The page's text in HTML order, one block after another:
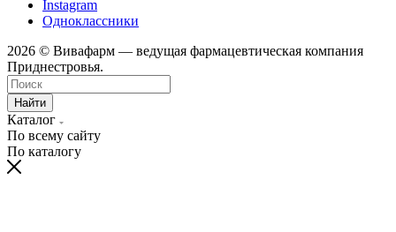
Instagram
Одноклассники
2026 © Вивафарм — ведущая фармацевтическая компания
Приднестровья.
Найти
Каталог
По всему сайту
По каталогу